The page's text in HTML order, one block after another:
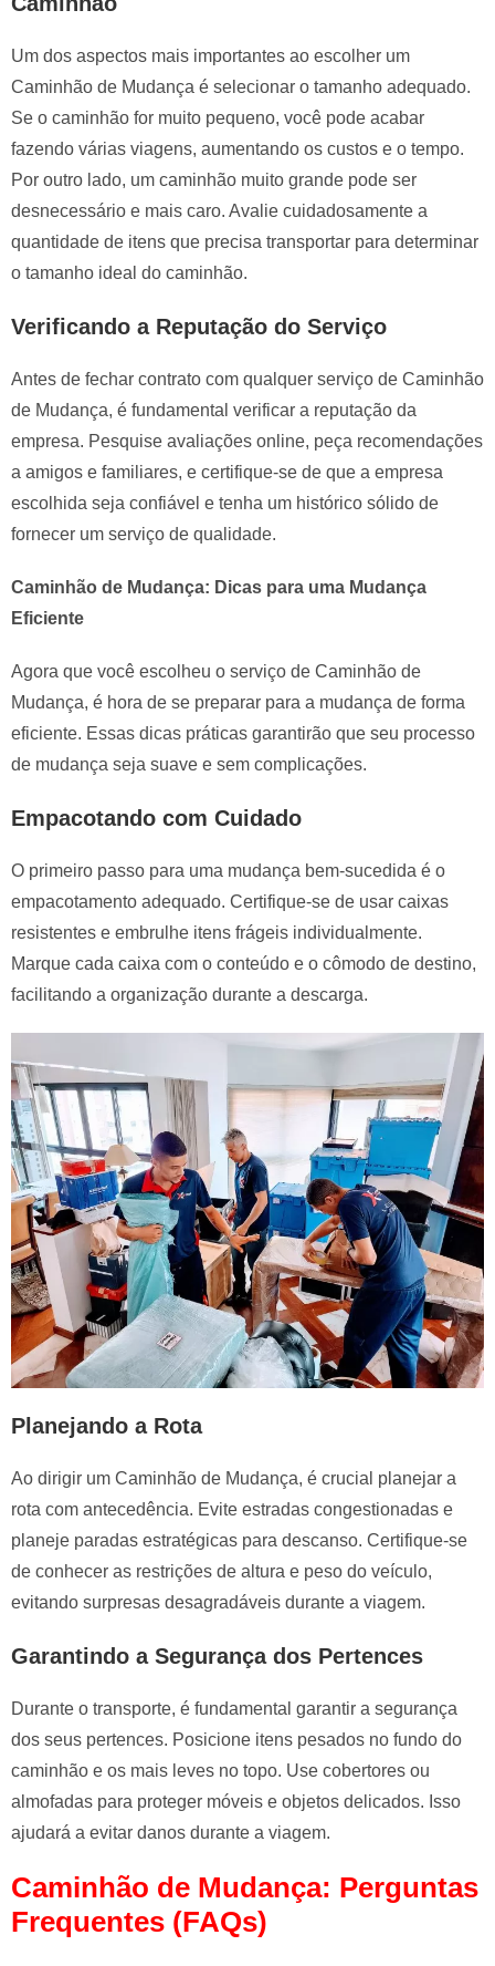
Um dos aspectos mais importantes ao escolher um
Caminhão de Mudança é selecionar o tamanho adequado.
Se o caminhão for muito pequeno, você pode acabar
fazendo várias viagens, aumentando os custos e o tempo.
Por outro lado, um caminhão muito grande pode ser
desnecessário e mais caro. Avalie cuidadosamente a
quantidade de itens que precisa transportar para determinar
o tamanho ideal do caminhão.
Verificando a Reputação do Serviço
Antes de fechar contrato com qualquer serviço de Caminhão
de Mudança, é fundamental verificar a reputação da
empresa. Pesquise avaliações online, peça recomendações
a amigos e familiares, e certifique-se de que a empresa
escolhida seja confiável e tenha um histórico sólido de
fornecer um serviço de qualidade.
Caminhão de Mudança: Dicas para uma Mudança
Eficiente
Agora que você escolheu o serviço de Caminhão de
Mudança, é hora de se preparar para a mudança de forma
eficiente. Essas dicas práticas garantirão que seu processo
de mudança seja suave e sem complicações.
Empacotando com Cuidado
O primeiro passo para uma mudança bem-sucedida é o
empacotamento adequado. Certifique-se de usar caixas
resistentes e embrulhe itens frágeis individualmente.
Marque cada caixa com o conteúdo e o cômodo de destino,
facilitando a organização durante a descarga.
Planejando a Rota
Ao dirigir um Caminhão de Mudança, é crucial planejar a
rota com antecedência. Evite estradas congestionadas e
planeje paradas estratégicas para descanso. Certifique-se
de conhecer as restrições de altura e peso do veículo,
evitando surpresas desagradáveis durante a viagem.
Garantindo a Segurança dos Pertences
Durante o transporte, é fundamental garantir a segurança
dos seus pertences. Posicione itens pesados no fundo do
caminhão e os mais leves no topo. Use cobertores ou
almofadas para proteger móveis e objetos delicados. Isso
ajudará a evitar danos durante a viagem.
Caminhão de Mudança: Perguntas
Frequentes (FAQs)